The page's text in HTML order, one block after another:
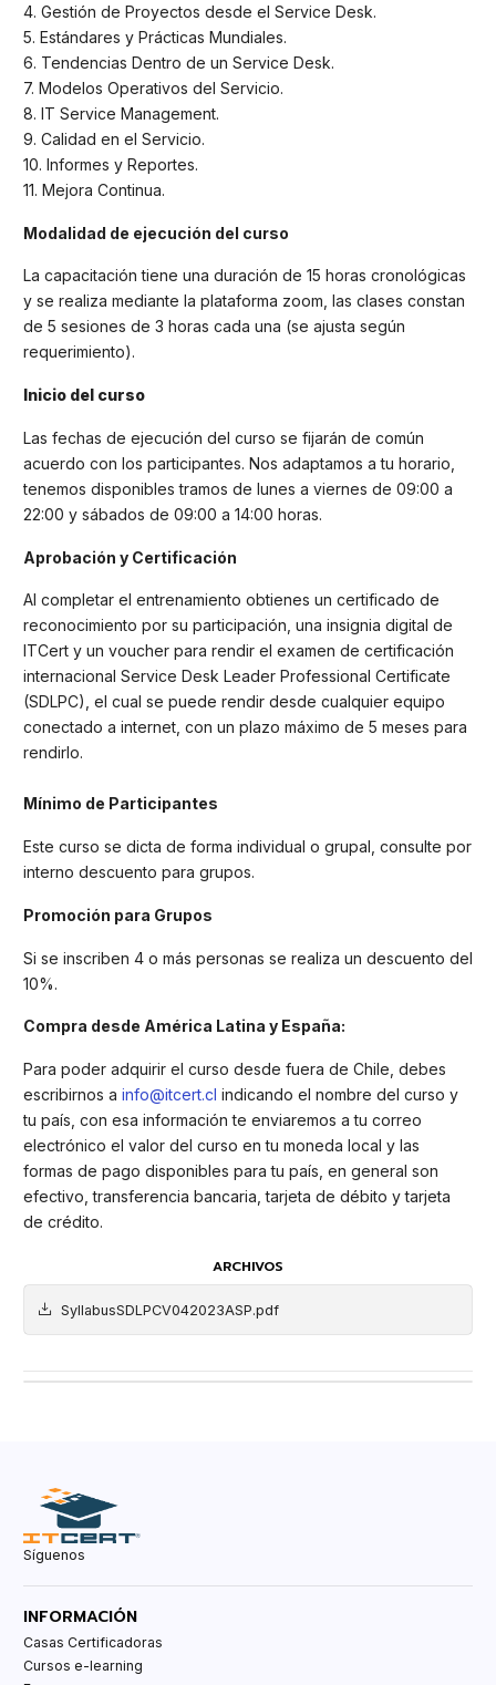
4. Gestión de Proyectos desde el Service Desk.
5. Estándares y Prácticas Mundiales.
6. Tendencias Dentro de un Service Desk.
7. Modelos Operativos del Servicio.
8. IT Service Management.
9. Calidad en el Servicio.
10. Informes y Reportes.
11. Mejora Continua.
Modalidad de ejecución del curso
La capacitación tiene una duración de 15 horas cronológicas
y se realiza mediante la plataforma zoom, las clases constan
de 5 sesiones de 3 horas cada una (se ajusta según
requerimiento).
Inicio del curso
Las fechas de ejecución del curso se fijarán de común
acuerdo con los participantes. Nos adaptamos a tu horario,
tenemos disponibles tramos de lunes a viernes de 09:00 a
22:00 y sábados de 09:00 a 14:00 horas.
Aprobación y Certificación
Al completar el entrenamiento obtienes un certificado de
reconocimiento por su participación, una insignia digital de
ITCert y un voucher para rendir el examen de certificación
internacional Service Desk Leader Professional Certificate
(SDLPC), el cual se puede rendir desde cualquier equipo
conectado a internet, con un plazo máximo de 5 meses para
rendirlo.
Mínimo de Participantes
Este curso se dicta de forma individual o grupal, consulte por
interno descuento para grupos.
Promoción para Grupos
Si se inscriben 4 o más personas se realiza un descuento del
10%.
Compra desde América Latina y España:
Para poder adquirir el curso desde fuera de Chile, debes
escribirnos a info@itcert.cl indicando el nombre del curso y
tu país, con esa información te enviaremos a tu correo
electrónico el valor del curso en tu moneda local y las
formas de pago disponibles para tu país, en general son
efectivo, transferencia bancaria, tarjeta de débito y tarjeta
de crédito.
ARCHIVOS
SyllabusSDLPCV042023ASP.pdf
Síguenos
INFORMACIÓN
Casas Certificadoras
Cursos e-learning